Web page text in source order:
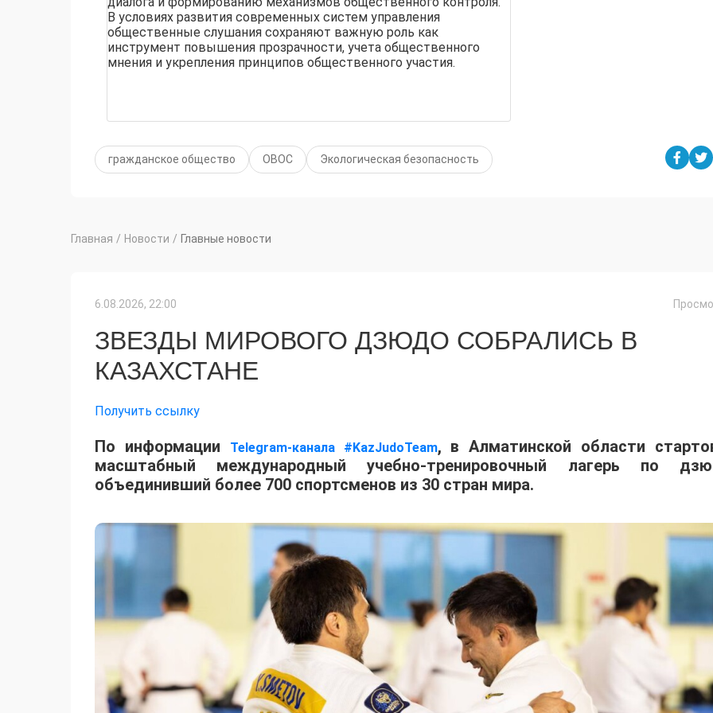
В условиях развития современных систем управления
общественные слушания сохраняют важную роль как
инструмент повышения прозрачности, учета общественного
мнения и укрепления принципов общественного участия.
гражданское общество ОВОС Экологическая безопасность
Главная / Новости / Главные новости
6.08.2026, 22:00
ЗВЕЗДЫ МИРОВОГО ДЗЮДО СОБРАЛИСЬ В
КАЗАХСТАНЕ
Получить ссылку
По информации Telegram-канала #KazJudoTeam, в Алматинской области
масштабный международный учебно-тренировочный лагерь по
объединивший более 700 спортсменов из 30 стран мира.